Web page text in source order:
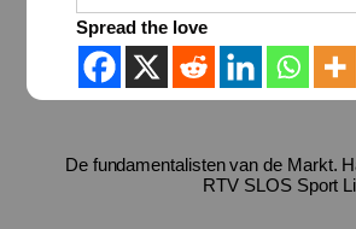
Spread the love
De fundamentalisten van de Markt.
RTV SLOS Sport